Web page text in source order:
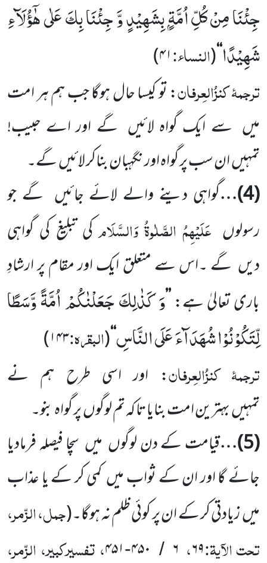
جِئْنَا مِنْ كُلِّ اُمَّةٍۭ بِشَهِیْدٍ وَّ جِئْنَا بِكَ عَلٰى هٰۤؤُلَآءِ
شَهِیْدًا‘‘
(النساء:۴۱)
ترجمۂ کنزُالعِرفان: تو کیسا حال ہوگا جب ہم ہر امت
میں سے ایک گواہ لائیں گے اور اے حبیب!
تمہیں ان سب پر گواہ اور نگہبان بناکر لائیں گے۔
(4)
…گواہی دینے والے لائے جائیں گے جو
رسولوں عَلَیْہِمُ الصَّلٰوۃُ وَالسَّلَامکی تبلیغ کی گواہی
دیں گے ۔اس سے متعلق ایک اور مقام پر ارشادِ
باری تعالیٰ ہے:’’وَ كَذٰلِكَ جَعَلْنٰكُمْ اُمَّةً وَّسَطًا
لِّتَكُوْنُوْا شُهَدَآءَ عَلَى النَّاسِ‘‘
(البقرہ:۱۴۳)
ترجمۂ کنزُالعِرفان: اور اسی طرح ہم نے
تمہیں بہترین امت بنایا تا کہ تم لوگوں پر گواہ بنو۔
(5)
…قیامت کے دن لوگوں میں سچا فیصلہ فرمادیا
جائے گا اور ان کے ثواب میں کمی کر کے یا عذاب
میں زیادتی کر کے ان پر کوئی ظلم نہ ہوگا۔(جمل، الزّمر،
تحت الآیۃ:۶۹، ۶ / ۴۵۰-۴۵۱، تفسیرکبیر، الزّمر،